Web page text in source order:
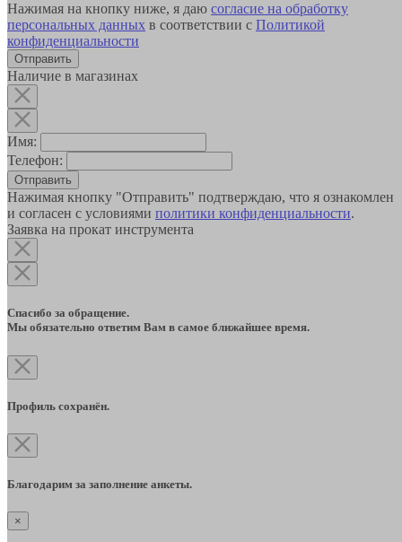
Нажимая на кнопку ниже, я даю согласие на обработку
персональных данных в соответствии с Политикой
конфиденциальности
Наличие в магазинах
Имя:
Телефон:
Отправить
Нажимая кнопку "Отправить" подтверждаю, что я ознакомлен
и согласен с условиями политики конфиденциальности.
Заявка на прокат инструмента
Спасибо за обращение.
Мы обязательно ответим Вам в самое ближайшее время.
Профиль сохранён.
Благодарим за заполнение анкеты.
×